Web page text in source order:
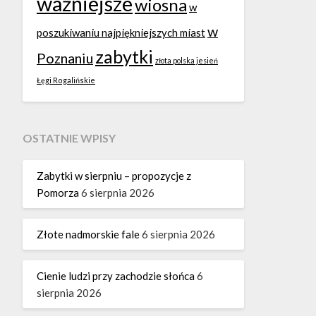
wiosna w
poszukiwaniu najpiękniejszych miastw
Poznaniu zabytki złota polska jesień
Łęgi Rogalińskie
OSTATNIE WPISY
Zabytki w sierpniu – propozycje z
Pomorza6 sierpnia 2026
Złote nadmorskie fale6 sierpnia 2026
Cienie ludzi przy zachodzie słońca6
sierpnia 2026